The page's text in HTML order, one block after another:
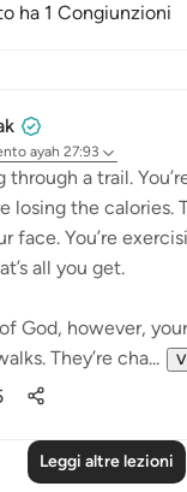
ha 1 Congiunzioni
ayah 27:93
through a trail.
losing the calories.
face. You’re
all you get.
God, however,
They’re cha...
Leggi altre lezioni